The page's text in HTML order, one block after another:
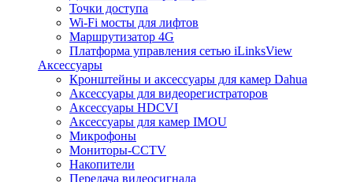
Точки доступа
Wi-Fi мосты для лифтов
Маршрутизатор 4G
Платформа управления сетью iLinksView
Аксессуары
Кронштейны и аксессуары для камер Dahua
Аксессуары для видеорегистраторов
Аксессуары HDCVI
Аксессуары для камер IMOU
Микрофоны
Мониторы-CCTV
Накопители
Передача видеосигнала